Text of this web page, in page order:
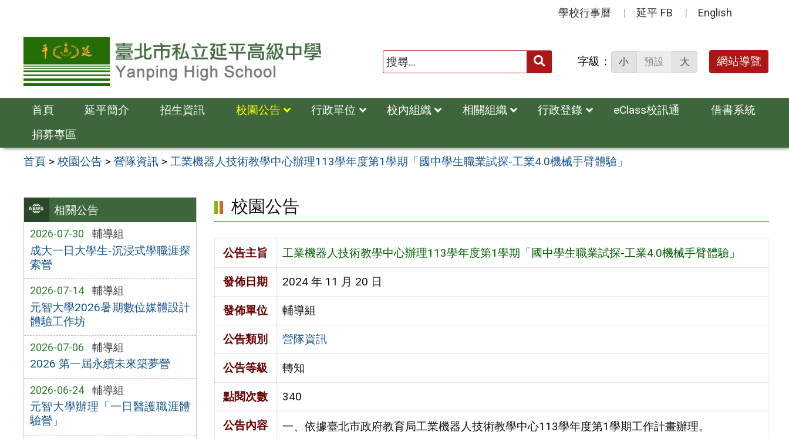
容
學校行事曆 延平 FB English
送出 字級： 小 預設 大 網站導覽
首頁 延平簡介 招生資訊 校園公告 行政單位 校內組織 相關組織 行政登錄 eClass校訊通
借書系統
捐募專區
首頁 >校園公告 >營隊資訊 >工業機器人技術教學中心辦理113學年度第1學期「國中學生職業試探-工業4.0機械手臂體驗」
相關公告
2026-07-30 輔導組
成大一日大學生-沉浸式學職涯探
索營
2026-07-14 輔導組
元智大學2026暑期數位媒體設計
體驗工作坊
2026-07-06 輔導組
2026 第一屆永續未來築夢營
2026-06-24 輔導組
元智大學辦理「一日醫護職涯體
驗營」
校園公告
公告主旨 工業機器人技術教學中心辦理113學年度第1學期「國中學生職業試探-工業4.0機械手臂體驗」
發佈日期 2024 年 11 月 20 日
發佈單位 輔導組
公告類別 營隊資訊
公告等級 轉知
點閱次數 340
公告內容
一、依據臺北市政府教育局工業機器人技術教學中心113學年度第1學期工作計畫辦理。